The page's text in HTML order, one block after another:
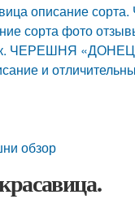
описание
сорта фото
ЧЕРЕШНЯ
и
обзор